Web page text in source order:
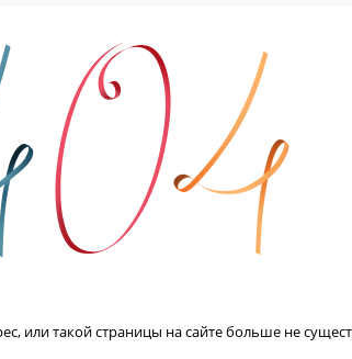
или такой страницы на сайте больше не